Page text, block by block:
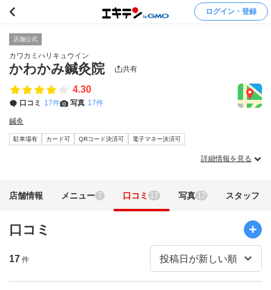
ログイン・登録
店舗公式
カワカミハリキュウイン
かわかみ鍼灸院 共有
4.30
口コミ 17件 写真 17件
鍼灸
駐車場有 カード可 QRコード決済可 電子マネー決済可
詳細情報を見る
店舗情報 メニュー 7 口コミ 17 写真 17 スタッフ
口コミ
17 件